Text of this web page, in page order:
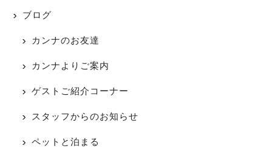
ブログ
カンナのお友達
カンナよりご案内
ゲストご紹介コーナー
スタッフからのお知らせ
ペットと泊まる